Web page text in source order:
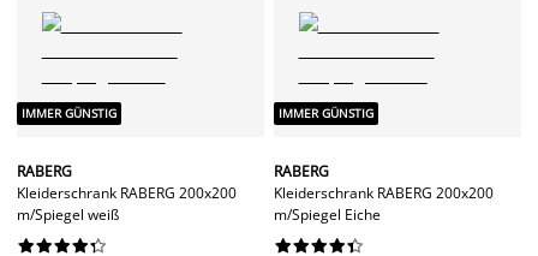
IMMER GÜNSTIG
RABERG
Kleiderschrank RABERG 200x200
m/Spiegel weiß






IMMER GÜNSTIG
RABERG
Kleiderschrank RABERG 200x200
m/Spiegel Eiche





